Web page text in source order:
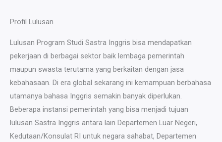
Profil Lulusan
Lulusan Program Studi Sastra Inggris bisa mendapatkan
pekerjaan di berbagai sektor baik lembaga pemerintah
maupun swasta terutama yang berkaitan dengan jasa
kebahasaan. Di era global sekarang ini kemampuan berbahasa
utamanya bahasa Inggris semakin banyak diperlukan.
Beberapa instansi pemerintah yang bisa menjadi tujuan
lulusan Sastra Inggris antara lain Departemen Luar Negeri,
Kedutaan/Konsulat RI untuk negara sahabat, Departemen